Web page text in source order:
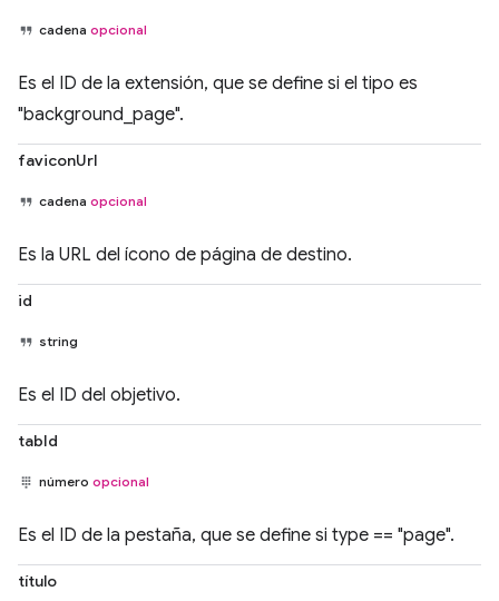
cadena opcional
Es el ID de la extensión, que se define si el tipo es
"background_page".
faviconUrl
cadena opcional
Es la URL del ícono de página de destino.
id
string
Es el ID del objetivo.
tabId
número opcional
Es el ID de la pestaña, que se define si type == "page".
título